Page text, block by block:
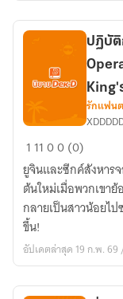
together)
การ
เปลี่ยน
ชะตา
จอม
มาร
[​
Operation:
Changing
ปฏิบัติ
รักแฟน
1 1100 (0)
ยูจินและซีกค์สังหาร
ต้นใหม่เมื่อพวกเขา
กลายเป็นสาวน้อยไ
ขึ้น!
อัปเดตล่าสุด 19 ก.พ. 69